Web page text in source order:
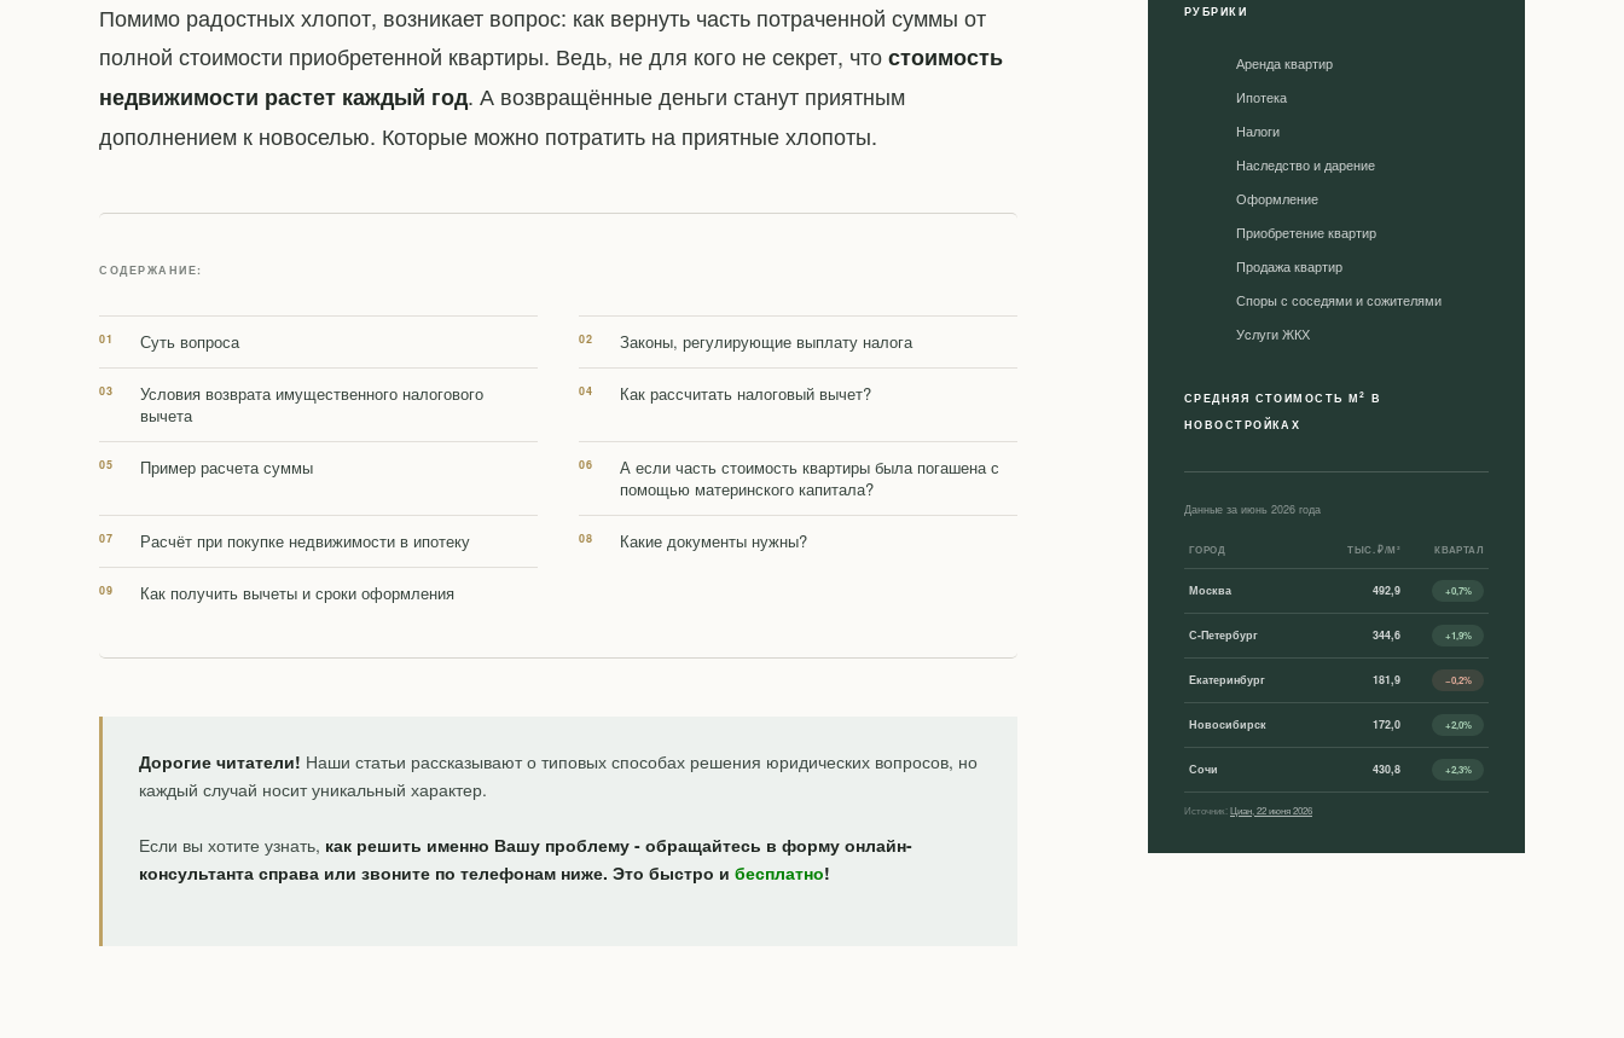
Помимо радостных хлопот, возникает вопрос: как вернуть часть потраченной суммы от
полной стоимости приобретенной квартиры. Ведь, не для кого не секрет, чтостоимость
недвижимости растет каждый год. А возвращённые деньги станут приятным
дополнением к новоселью. Которые можно потратить на приятные хлопоты.
СОДЕРЖАНИЕ:
Суть вопроса Законы, регулирующие выплату налога
Условия возврата имущественного налогового
вычета
Как рассчитать налоговый вычет?
Пример расчета суммы
А если часть стоимость квартиры была погашена с
помощью материнского капитала?
Расчёт при покупке недвижимости в ипотеку Какие документы нужны?
Как получить вычеты и сроки оформления
Дорогие читатели! Наши статьи рассказывают о типовых способах решения юридических вопросов, но
каждый случай носит уникальный характер.
Если вы хотите узнать, как решить именно Вашу проблему - обращайтесь в форму онлайн-
консультанта справа или звоните по телефонам ниже. Это быстро и бесплатно!
РУБРИКИ
Аренда квартир
Ипотека
Налоги
Наследство и дарение
Оформление
Приобретение квартир
Продажа квартир
Споры с соседями и сожителями
Уcлуги ЖКХ
СРЕДНЯЯ СТОИМОСТЬ М2 В
НОВОСТРОЙКАХ
Данные за июнь 2026 года
ГОРОД ТЫС. ₽/М² КВАРТАЛ
Москва 492,9 +0,7%
С-Петербург 344,6 +1,9%
Екатеринбург 181,9 −0,2%
Новосибирск 172,0 +2,0%
Сочи 430,8 +2,3%
Источник:Циан, 22 июня 2026